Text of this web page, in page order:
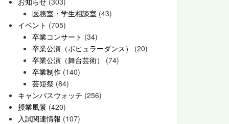
医務室・学生相談室 (43)
イベント (705)
卒業コンサート (34)
卒業公演（ポピュラーダンス）
(20)
卒業公演（舞台芸術）
(74)
卒業制作 (140)
芸短祭 (84)
キャンパスウォッチ (256)
授業風景 (420)
入試関連情報 (107)